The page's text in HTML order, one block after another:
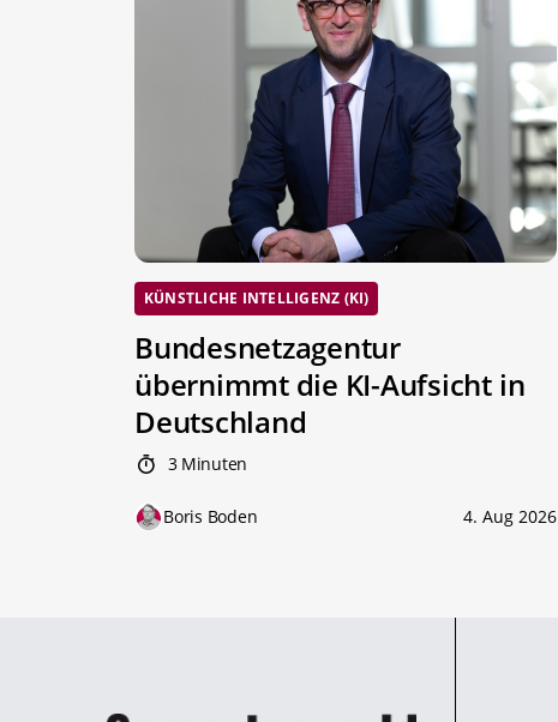
KÜNSTLICHE INTELLIGENZ (KI)
Bundesnetzagentur
übernimmt die KI-Aufsicht in
Deutschland
3 Minuten
Boris Boden 4. Aug 2026